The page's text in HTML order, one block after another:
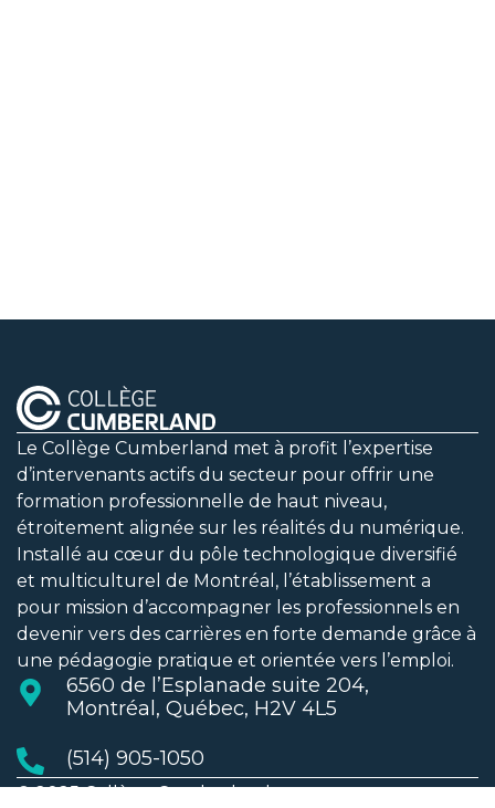
Le Collège Cumberland met à profit l’expertise
d’intervenants actifs du secteur pour offrir une
formation professionnelle de haut niveau,
étroitement alignée sur les réalités du numérique.
Installé au cœur du pôle technologique diversifié
et multiculturel de Montréal, l’établissement a
pour mission d’accompagner les professionnels en
devenir vers des carrières en forte demande grâce à
une pédagogie pratique et orientée vers l’emploi.
6560 de l’Esplanade suite 204,
Montréal, Québec, H2V 4L5
(514) 905-1050
© 2025 Collège Cumberland